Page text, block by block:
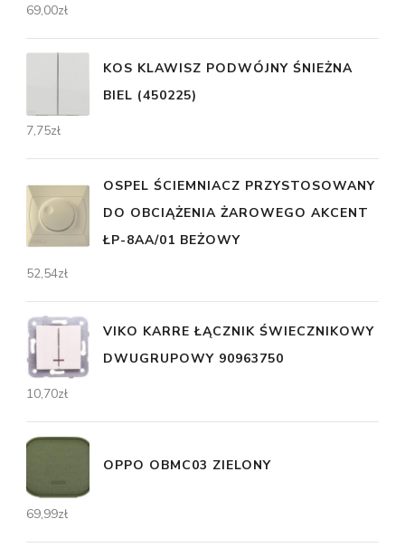
69,00zł
KOS KLAWISZ PODWÓJNY ŚNIEŻNA
BIEL (450225)
7,75zł
OSPEL ŚCIEMNIACZ PRZYSTOSOWANY
DO OBCIĄŻENIA ŻAROWEGO AKCENT
ŁP-8AA/01 BEŻOWY
52,54zł
VIKO KARRE ŁĄCZNIK ŚWIECZNIKOWY
DWUGRUPOWY 90963750
10,70zł
OPPO OBMC03 ZIELONY
69,99zł